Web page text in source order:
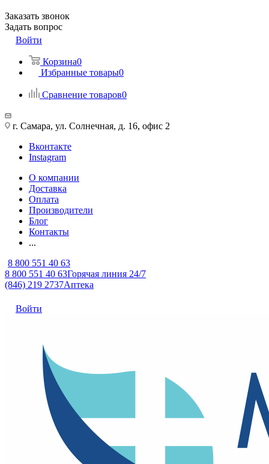
Заказать звонок
Задать вопрос
Войти
Корзина0
Избранные товары0
Сравнение товаров0
г. Самара, ул. Солнечная, д. 16, офис 2
Вконтакте
Instagram
О компании
Доставка
Оплата
Производители
Блог
Контакты
...
8 800 551 40 63
8 800 551 40 63Горячая линия 24/7
(846) 219 2737Аптека
Войти